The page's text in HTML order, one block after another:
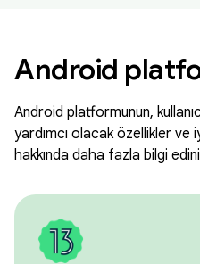
Android
Android platformunun,
yardımcı olacak özellikler ve
hakkında daha fazla bilgi